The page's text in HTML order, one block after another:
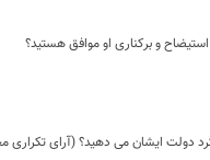
و برکناری او موافق هستید؟
دولت ایشان می دهید؟ (آرای تکراری